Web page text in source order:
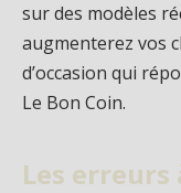
sur des modèles
augmenterez vos
d’occasion qui
Le Bon Coin.
Les erreurs